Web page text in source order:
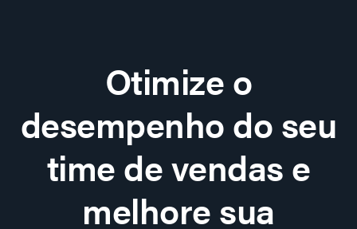
Otimize o
desempenho do seu
time de vendas e
melhore sua